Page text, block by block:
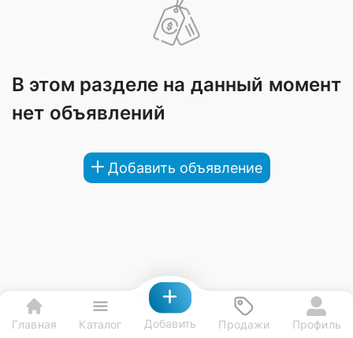
В этом разделе на данный момент
нет объявлений
Добавить объявление
Главная Каталог Добавить Продажи Профиль